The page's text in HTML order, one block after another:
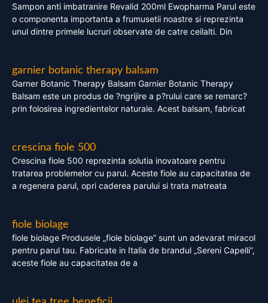
Sampon anti imbatranire Revalid 200ml Ewopharma Parul este
o componenta importanta a frumusetii noastre si reprezinta
unul dintre primele lucruri observate de catre ceilalti. Din
garnier botanic therapy balsam
Garner Botanic Therapy Balsam Garnier Botanic Therapy
Balsam este un produs de ?ngrijire a p?rului care se remarc?
prin folosirea ingredientelor naturale. Acest balsam, fabricat
crescina fiole 500
Crescina fiole 500 reprezinta solutia inovatoare pentru
tratarea problemelor cu parul. Aceste fiole au capacitatea de
a regenera parul, opri caderea parului si trata matreata
fiole biolage
fiole biolage Produsele „fiole biolage” sunt un adevarat miracol
pentru parul tau. Fabricate in Italia de brandul „Sereni Capelli”,
aceste fiole au capacitatea de a